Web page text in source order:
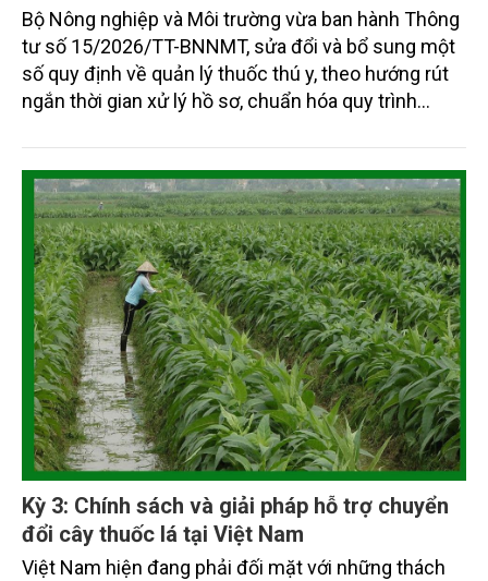
Bộ Nông nghiệp và Môi trường vừa ban hành Thông
tư số 15/2026/TT-BNNMT, sửa đổi và bổ sung một
số quy định về quản lý thuốc thú y, theo hướng rút
ngắn thời gian xử lý hồ sơ, chuẩn hóa quy trình
đổi này được kỳ vọng tháo gỡ vướng mắc thủ tục,
tạo thuận lợi cho người dân, doanh nghiệp, đồng
thời nâng cao hiệu quả quản lý trong lĩnh vực thú y.
Kỳ 3: Chính sách và giải pháp hỗ trợ chuyển
đổi cây thuốc lá tại Việt Nam
Việt Nam hiện đang phải đối mặt với những thách